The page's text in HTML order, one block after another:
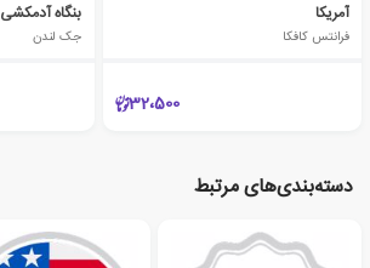
آمریکا
فرانتس کافکا
32،500
بنگاه آدمکشی
جک لندن
دسته‌بندی‌های مرتبط